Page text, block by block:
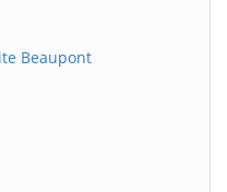
Beaupont